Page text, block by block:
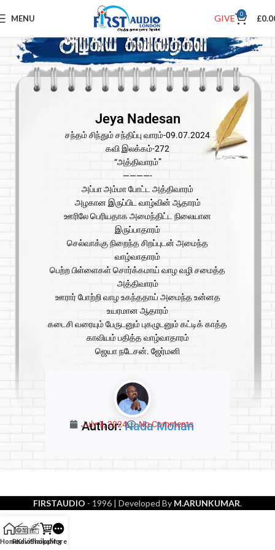
MENU GIVE 0 £
Jeya Nadesan
சந்தம் சிந்தும் சந்திப்பு வாரம்-09.07.2024
கவி இலக்கம்-272
“அத்திவாரம்”
————-
அப்பா அம்மா போட்ட அத்திவாரம்
அழகான இருப்பிட வாழ்வின் ஆதாரம்
ஊரிலே பெரியதாக அமைந்திட்ட நிலையான
இருப்பாதாரம்
செல்வாக்கு நிறைந்த சிறப்புடன் அமைந்த
வாழ்வாதாரம்
பெற்ற பிள்ளைகள் சொர்க்கமாய் வாழ வழி சமைத்த
அத்திவாரம்
ஊரார் போற்றி வாழ உகந்ததாய் அமைந்த உன்னத
உயரமான ஆதாரம்
கடைசி வரையும் பேருடனும் புகழுடனும் கட்டிக் காத்த
காவியம் பதித்த வாழ்வாதாரம்
ஜெயா நடேசன். ஜேர்மனி
Author:Nada Mohan
July 9, 2024 No Comments
FIRSTAUDIO - 1996 | Developed By M.ARUNKUMAR.
HomeRadio
Kavithaikal
Shopping
More